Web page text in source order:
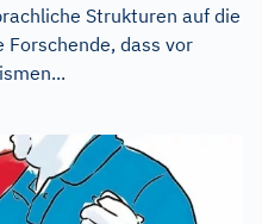
Strukturen auf die
Forschende, dass vor